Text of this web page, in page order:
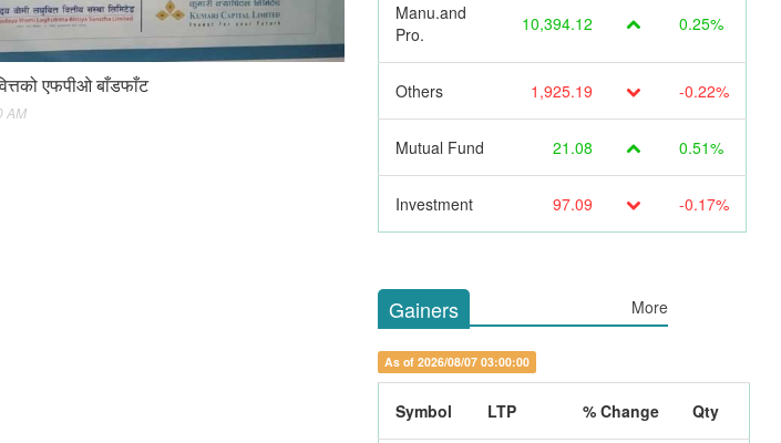
एफपीओ बाँडफाँट
AM
Manu.and
Pro.
10,394.12 0.25%
Others 1,925.19 -0.22%
Mutual Fund 21.08 0.51%
Investment 97.09 -0.17%
Gainers More
As of 2026/08/07 03:00:00
Symbol LTP % Change Qty